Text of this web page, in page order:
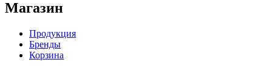
Магазин
Продукция
Бренды
Корзина